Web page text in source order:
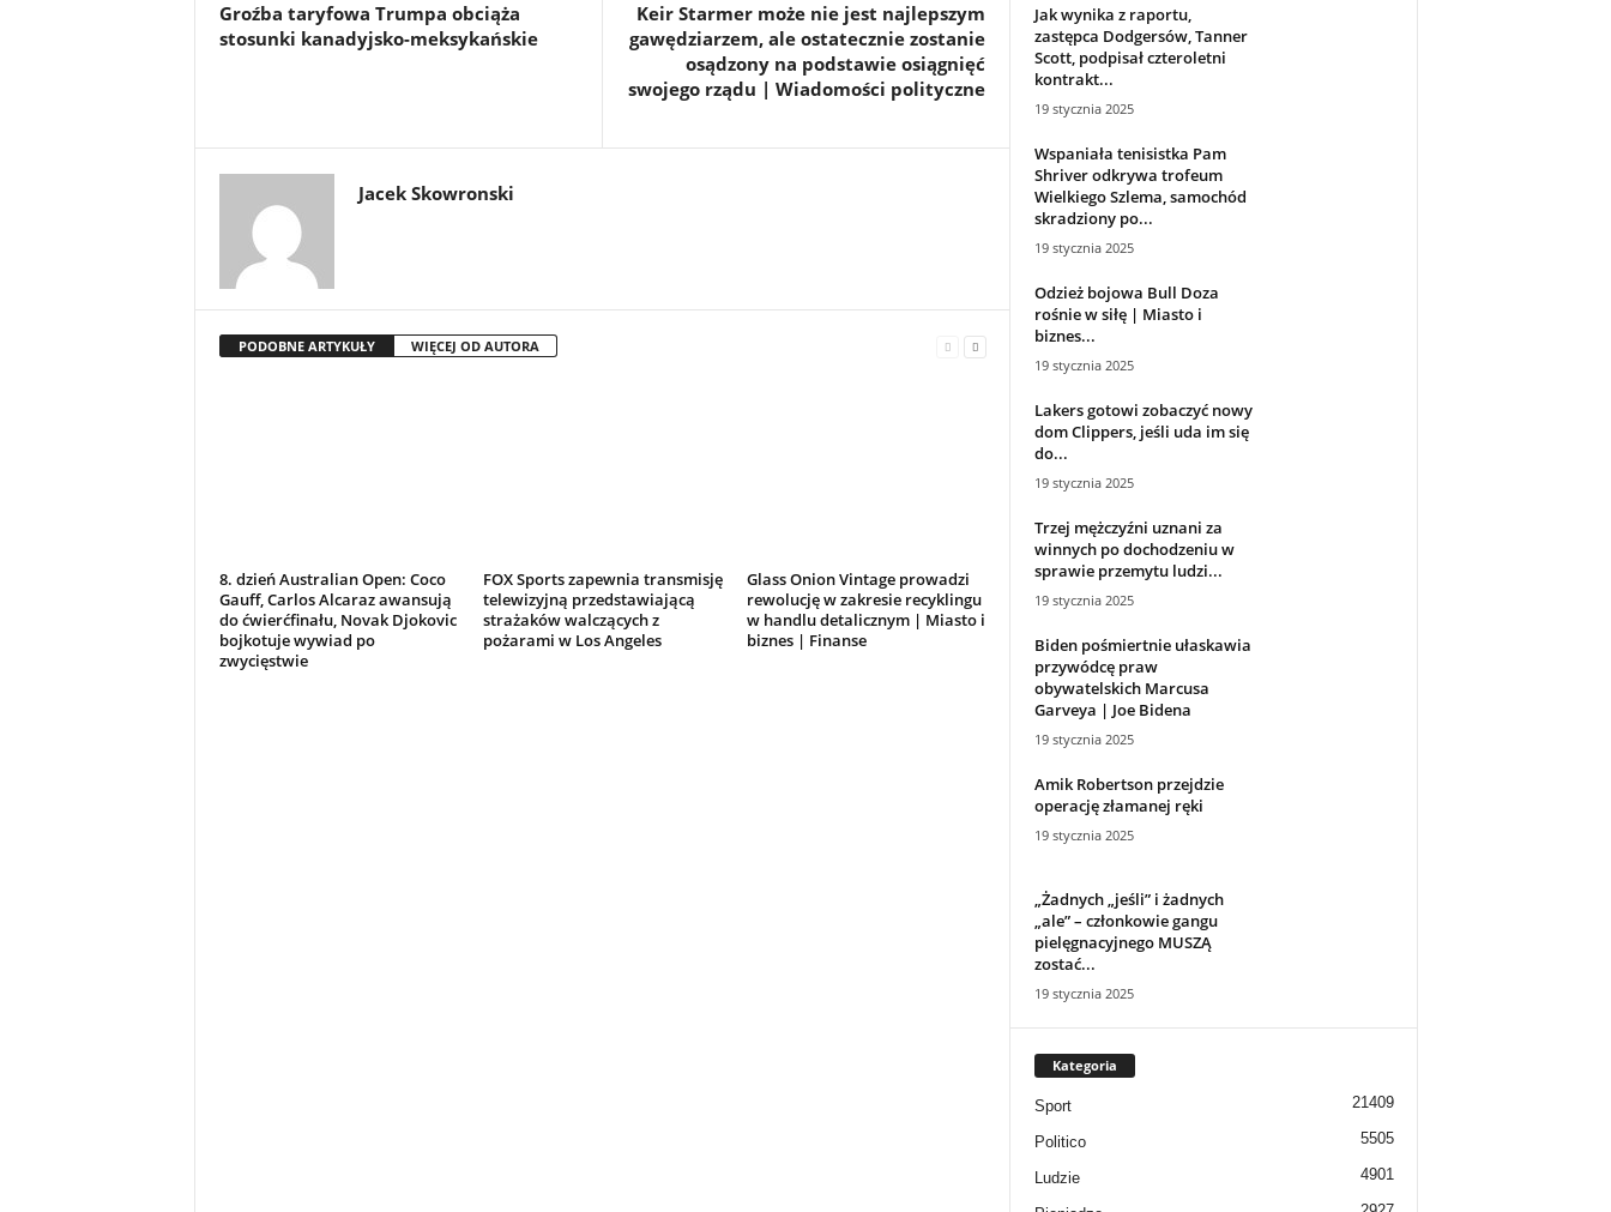
Groźba taryfowa Trumpa obciąża
stosunki kanadyjsko-meksykańskie
Keir Starmer może nie jest najlepszym
gawędziarzem, ale ostatecznie zostanie
osądzony na podstawie osiągnięć
swojego rządu | Wiadomości polityczne
Jacek Skowronski
PODOBNE ARTYKUŁY WIĘCEJ OD AUTORA
8. dzień Australian Open: Coco
Gauff, Carlos Alcaraz awansują
do ćwierćfinału, Novak Djokovic
bojkotuje wywiad po
zwycięstwie
FOX Sports zapewnia transmisję
telewizyjną przedstawiającą
strażaków walczących z
pożarami w Los Angeles
Glass Onion Vintage prowadzi
rewolucję w zakresie recyklingu
w handlu detalicznym | Miasto i
biznes | Finanse
Jak wynika z raportu,
zastępca Dodgersów, Tanner
Scott, podpisał czteroletni
kontrakt...
19 stycznia 2025
Wspaniała tenisistka Pam
Shriver odkrywa trofeum
Wielkiego Szlema, samochód
skradziony po...
19 stycznia 2025
Odzież bojowa Bull Doza
rośnie w siłę | Miasto i
biznes...
19 stycznia 2025
Lakers gotowi zobaczyć nowy
dom Clippers, jeśli uda im się
do...
19 stycznia 2025
Trzej mężczyźni uznani za
winnych po dochodzeniu w
sprawie przemytu ludzi...
19 stycznia 2025
Biden pośmiertnie ułaskawia
przywódcę praw
obywatelskich Marcusa
Garveya | Joe Bidena
19 stycznia 2025
Amik Robertson przejdzie
operację złamanej ręki
19 stycznia 2025
„Żadnych „jeśli” i żadnych
„ale” – członkowie gangu
pielęgnacyjnego MUSZĄ
zostać...
19 stycznia 2025
Kategoria
Sport 21409
Politico 5505
Ludzie 4901